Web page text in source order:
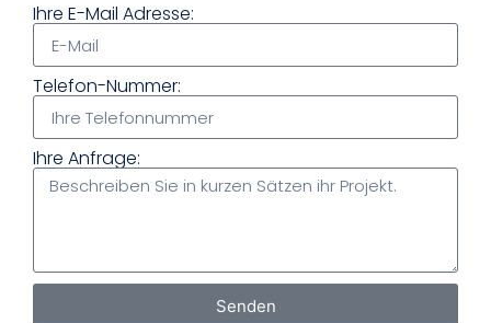
Ihre E-Mail Adresse:
Telefon-Nummer:
Ihre Anfrage:
Senden